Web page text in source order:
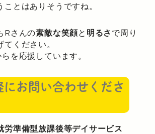
ことはありそうですね。
Rさんの素敵な笑顔と 明るさ で周り
ください。
を応援しています。
にお問い合わせくださ
労準備型放課後等デイサービス